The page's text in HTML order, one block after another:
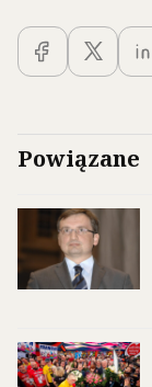
Powiązane